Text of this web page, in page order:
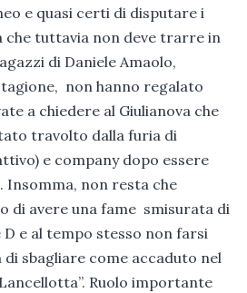
e quasi certi di disputare i
che tuttavia non deve trarre in
di Daniele Amaolo,
non hanno regalato
a chiedere al Giulianova che
travolto dalla furia di
e company dopo essere
Insomma, non resta che
di avere una fame smisurata di
e al tempo stesso non farsi
sbagliare come accaduto nel
Ruolo importante